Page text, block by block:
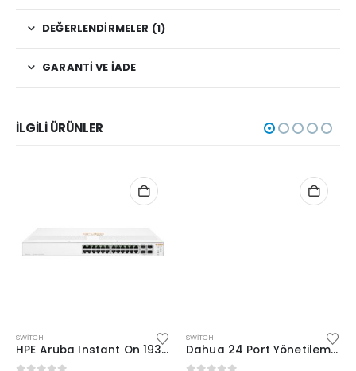
DEĞERLENDIRMELER (1)
GARANTI VE İADE
İLGILI ÜRÜNLER
SWITCH
HPE Aruba Instant On 1930 24 Port Gigabit (JL682A)
SWITCH
Dahua 24 Port Yönetilemez 100Mbps (SF1024)